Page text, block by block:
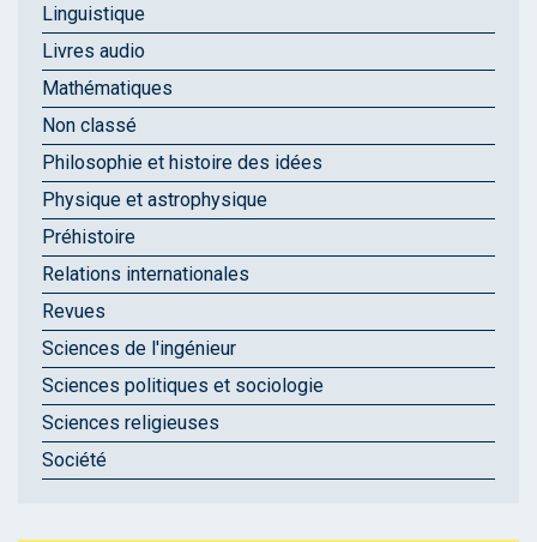
Linguistique
Livres audio
Mathématiques
Non classé
Philosophie et histoire des idées
Physique et astrophysique
Préhistoire
Relations internationales
Revues
Sciences de l'ingénieur
Sciences politiques et sociologie
Sciences religieuses
Société